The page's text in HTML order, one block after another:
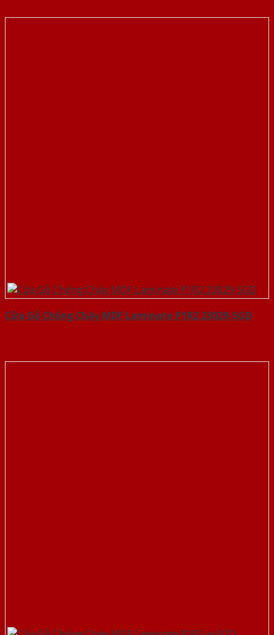
Cửa Gỗ Chống Cháy MDF Laminate P1R2 23029-SGD